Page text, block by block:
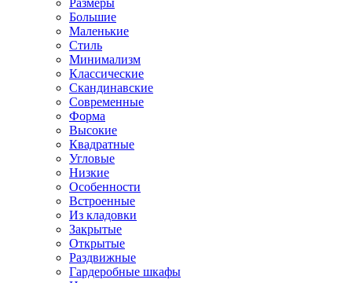
Размеры
Большие
Маленькие
Стиль
Минимализм
Классические
Скандинавские
Современные
Форма
Высокие
Квадратные
Угловые
Низкие
Особенности
Встроенные
Из кладовки
Закрытые
Открытые
Раздвижные
Гардеробные шкафы